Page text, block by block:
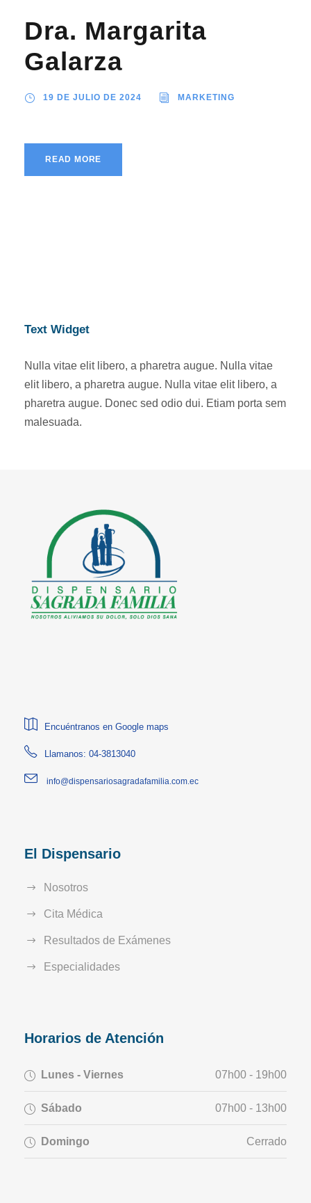
Dra. Margarita
Galarza
19 DE JULIO DE 2024 MARKETING
READ MORE
Text Widget
Nulla vitae elit libero, a pharetra augue. Nulla vitae
elit libero, a pharetra augue. Nulla vitae elit libero, a
pharetra augue. Donec sed odio dui. Etiam porta sem
malesuada.
Encuéntranos en Google maps
Llamanos: 04-3813040
info@dispensariosagradafamilia.com.ec
El Dispensario
Nosotros
Cita Médica
Resultados de Exámenes
Especialidades
Horarios de Atención
Lunes - Viernes 07h00 - 19h00
Sábado 07h00 - 13h00
Domingo Cerrado